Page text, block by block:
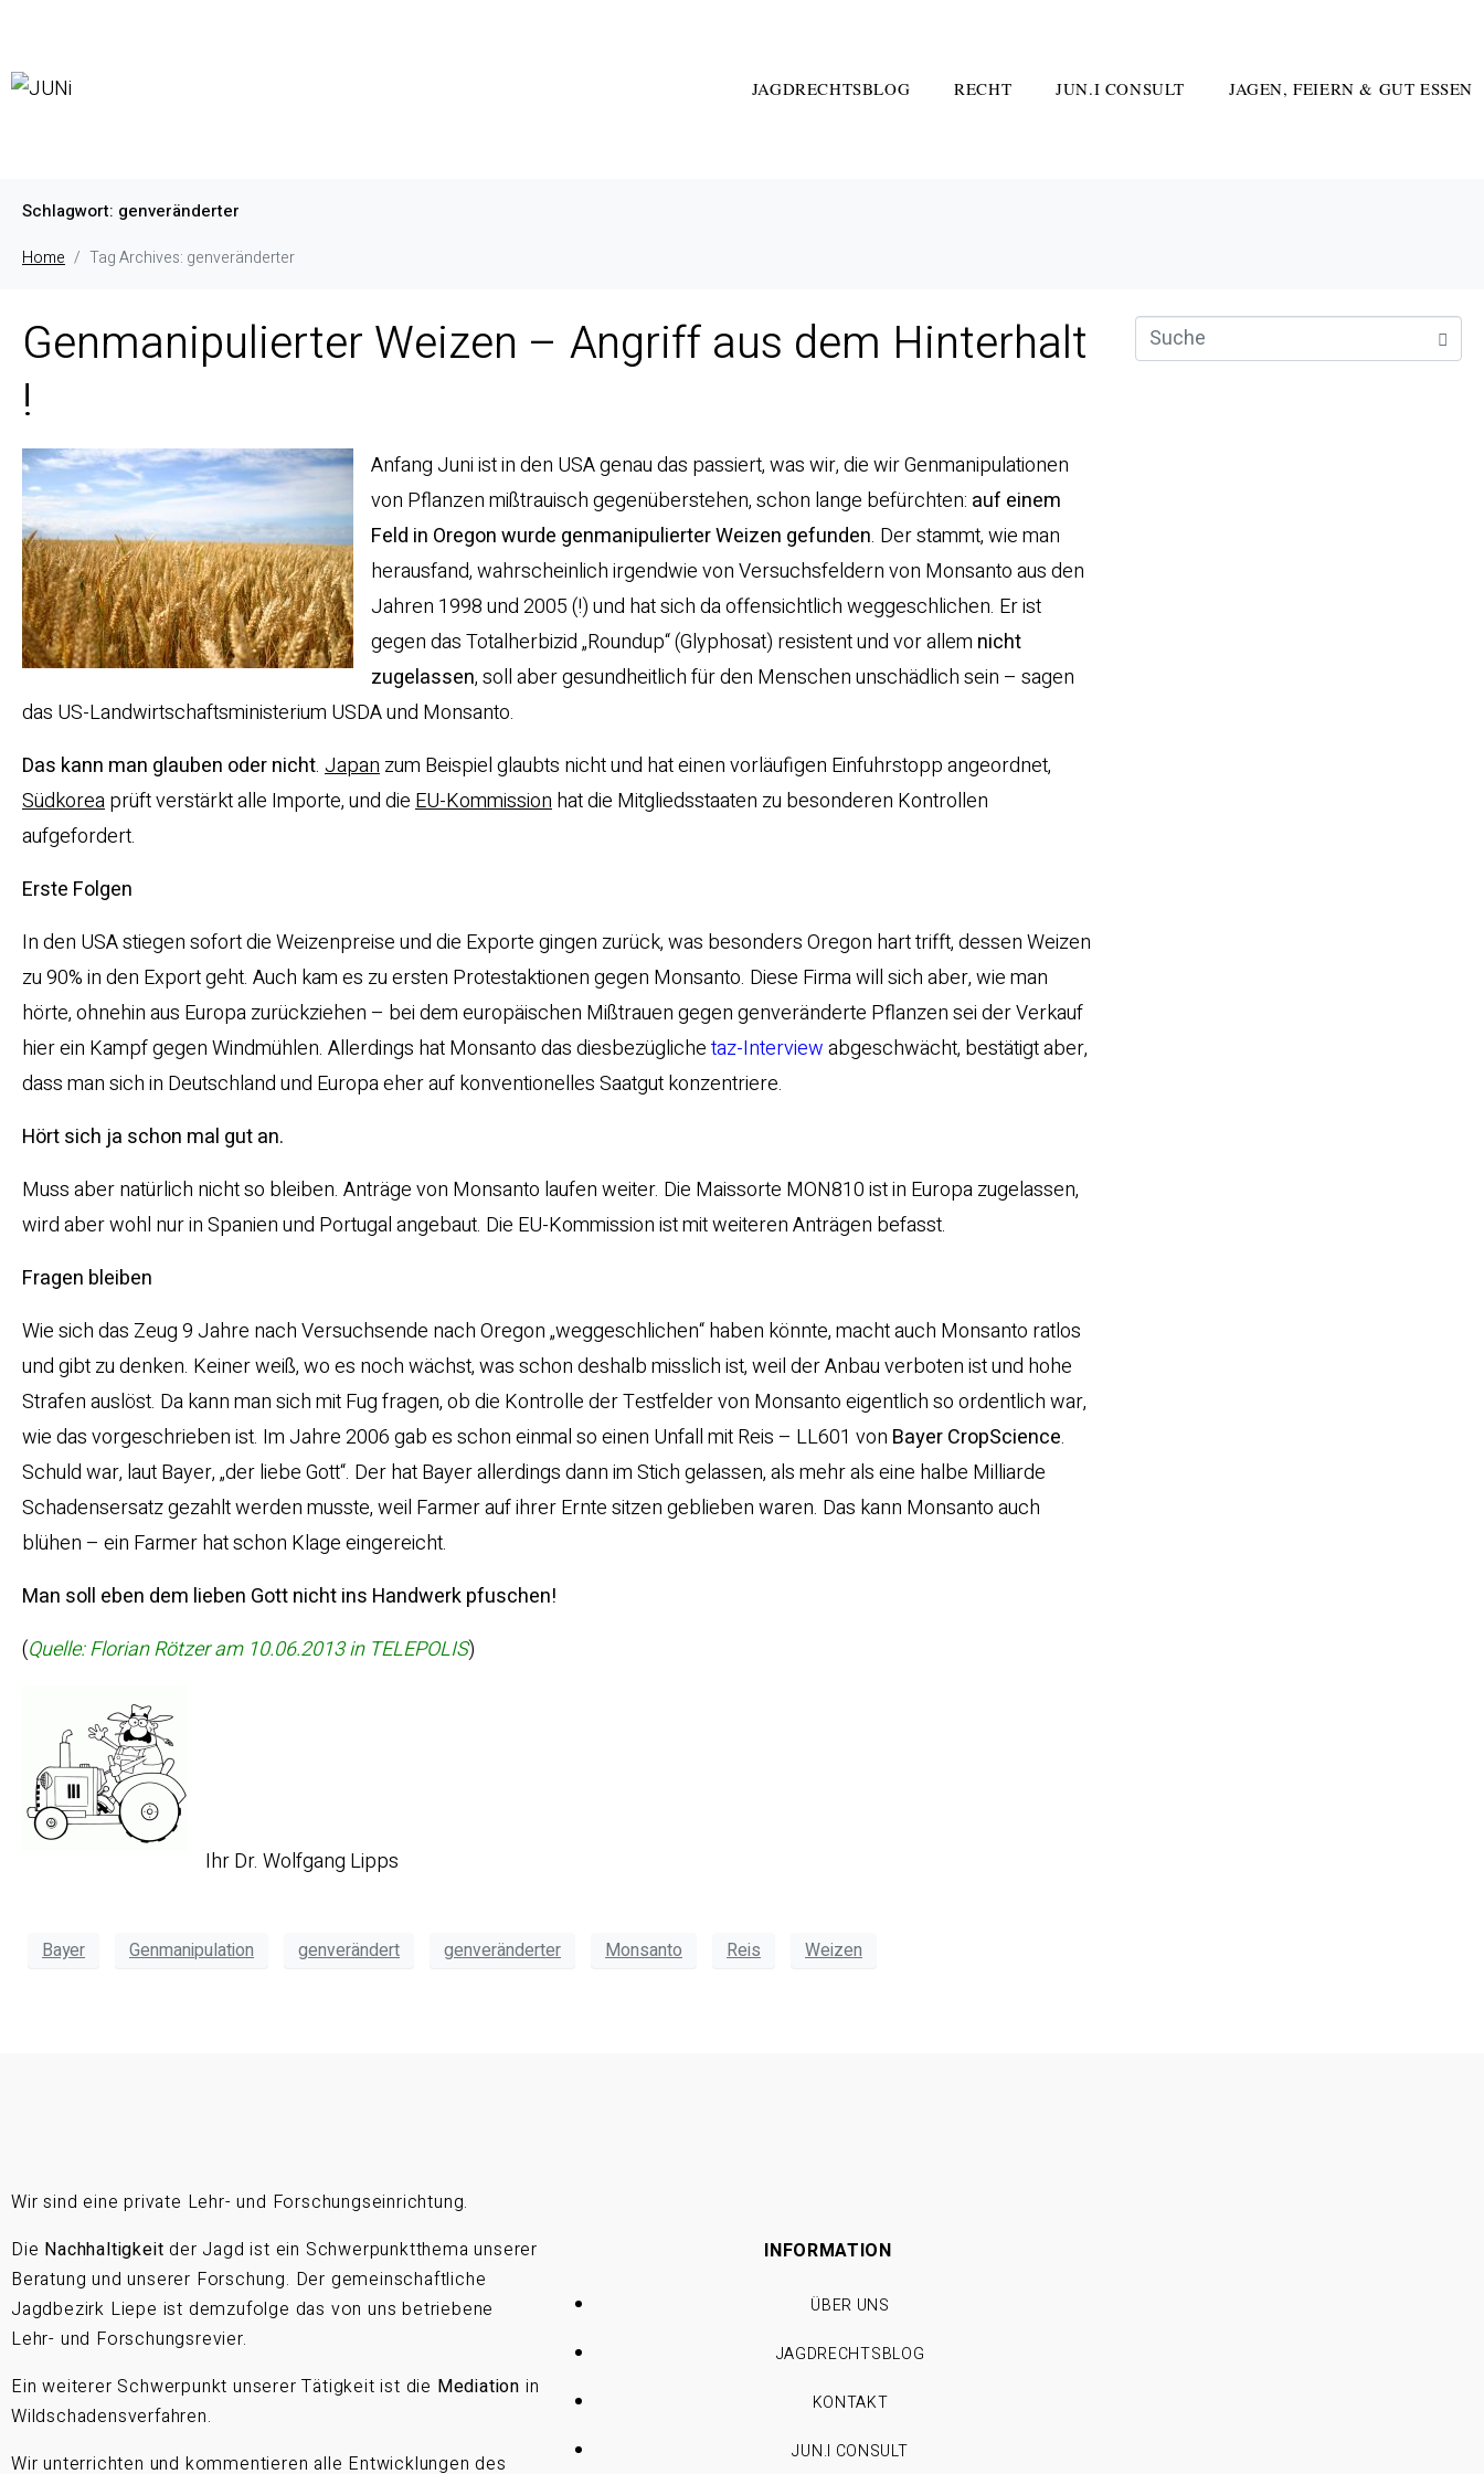
JAGDRECHTSBLOG RECHT JUN.I CONSULT JAGEN, FEIERN & GUT ESSEN
Schlagwort: genveränderter
Home Tag Archives: genveränderter
Genmanipulierter Weizen – Angriff aus dem Hinterhalt
!
Anfang Juni ist in den USA genau das passiert, was wir, die wir Genmanipulationen
von Pflanzen mißtrauisch gegenüberstehen, schon lange befürchten: auf einem
Feld in Oregon wurde genmanipulierter Weizen gefunden. Der stammt, wie man
herausfand, wahrscheinlich irgendwie von Versuchsfeldern von Monsanto aus den
Jahren 1998 und 2005 (!) und hat sich da offensichtlich weggeschlichen. Er ist
gegen das Totalherbizid „Roundup“ (Glyphosat) resistent und vor allem nicht
zugelassen, soll aber gesundheitlich für den Menschen unschädlich sein – sagen
das US-Landwirtschaftsministerium USDA und Monsanto.
Das kann man glauben oder nicht. Japanzum Beispiel glaubts nicht und hat einen vorläufigen Einfuhrstopp angeordnet,
Südkoreaprüft verstärkt alle Importe, und dieEU-Kommissionhat die Mitgliedsstaaten zu besonderen Kontrollen
aufgefordert.
Erste Folgen
In den USA stiegen sofort die Weizenpreise und die Exporte gingen zurück, was besonders Oregon hart trifft, dessen Weizen
zu 90% in den Export geht. Auch kam es zu ersten Protestaktionen gegen Monsanto. Diese Firma will sich aber, wie man
hörte, ohnehin aus Europa zurückziehen – bei dem europäischen Mißtrauen gegen genveränderte Pflanzen sei der Verkauf
hier ein Kampf gegen Windmühlen. Allerdings hat Monsanto das diesbezüglichetaz-Interviewabgeschwächt, bestätigt aber,
dass man sich in Deutschland und Europa eher auf konventionelles Saatgut konzentriere.
Hört sich ja schon mal gut an.
Muss aber natürlich nicht so bleiben. Anträge von Monsanto laufen weiter. Die Maissorte MON810 ist in Europa zugelassen,
wird aber wohl nur in Spanien und Portugal angebaut. Die EU-Kommission ist mit weiteren Anträgen befasst.
Fragen bleiben
Wie sich das Zeug 9 Jahre nach Versuchsende nach Oregon „weggeschlichen“ haben könnte, macht auch Monsanto ratlos
und gibt zu denken. Keiner weiß, wo es noch wächst, was schon deshalb misslich ist, weil der Anbau verboten ist und hohe
Strafen auslöst. Da kann man sich mit Fug fragen, ob die Kontrolle der Testfelder von Monsanto eigentlich so ordentlich war,
wie das vorgeschrieben ist. Im Jahre 2006 gab es schon einmal so einen Unfall mit Reis – LL601 von Bayer CropScience.
Schuld war, laut Bayer, „der liebe Gott“. Der hat Bayer allerdings dann im Stich gelassen, als mehr als eine halbe Milliarde
Schadensersatz gezahlt werden musste, weil Farmer auf ihrer Ernte sitzen geblieben waren. Das kann Monsanto auch
blühen – ein Farmer hat schon Klage eingereicht.
Man soll eben dem lieben Gott nicht ins Handwerk pfuschen!
(Quelle: Florian Rötzer am 10.06.2013 in TELEPOLIS)
Ihr Dr. Wolfgang Lipps
Bayer Genmanipulation genverändert genveränderter Monsanto Reis Weizen
Wir sind eine private Lehr- und Forschungseinrichtung.
Die Nachhaltigkeit der Jagd ist ein Schwerpunktthema unserer
Beratung und unserer Forschung. Der gemeinschaftliche
Jagdbezirk Liepe ist demzufolge das von uns betriebene
Lehr- und Forschungsrevier.
Ein weiterer Schwerpunkt unserer Tätigkeit ist die Mediation in
Wildschadensverfahren.
Wir unterrichten und kommentieren alle Entwicklungen des
INFORMATION
ÜBER UNS
JAGDRECHTSBLOG
KONTAKT
JUN.I CONSULT